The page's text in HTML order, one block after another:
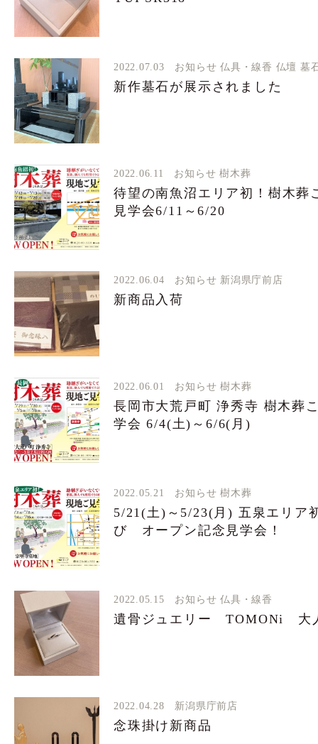
2022.07.03 お知らせ 仏具・線香 仏壇 墓
新作墓石が展示されました
2022.06.11 お知らせ 樹木葬
待望の南魚沼エリア初！樹木
見学会6/11～6/20
2022.06.04 お知らせ 新潟県庁前店
新商品入荷
2022.06.01 お知らせ 樹木葬
長岡市大荒戸町 浄秀寺 樹木葬
学会 6/4(土)～6/6(月)
2022.05.21 お知らせ 樹木葬
5/21(土)～5/23(月) 五泉エリア
び オープン記念見学会！
2022.05.15 お知らせ 仏具・線香
遺骨ジュエリー TOMONi 大
2022.04.28 新潟県庁前店
念珠掛け新商品